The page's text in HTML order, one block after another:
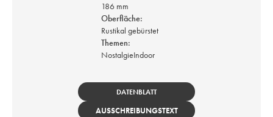
186 mm
Oberfläche:
Rustikal gebürstet
Themen:
NostalgieIndoor
DATENBLATT
AUSSCHREIBUNGSTEXT